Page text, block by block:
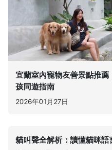
宜蘭室內寵物友善景點推
孩同遊指南
2026年01月27日
貓叫聲全解析：讀懂貓咪語